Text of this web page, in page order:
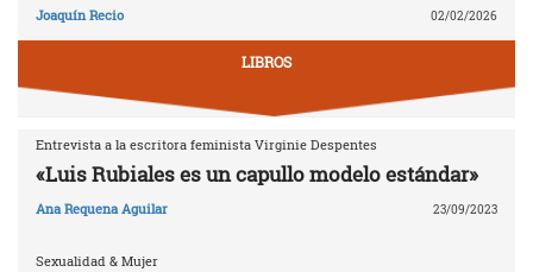
Joaquín Recio 02/02/2026
LIBROS
Entrevista a la escritora feminista Virginie Despentes
«Luis Rubiales es un capullo modelo estándar»
Ana Requena Aguilar 23/09/2023
Sexualidad & Mujer